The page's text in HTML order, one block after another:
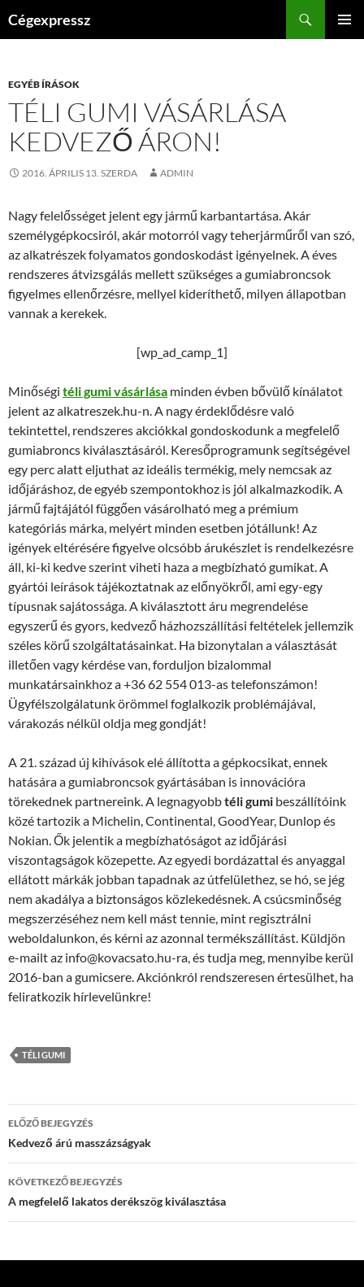
Cégexpressz
EGYÉB ÍRÁSOK
TÉLI GUMI VÁSÁRLÁSA
KEDVEZŐ ÁRON!
2016. ÁPRILIS 13. SZERDA ADMIN
Nagy felelősséget jelent egy jármű karbantartása. Akár
személygépkocsiról, akár motorról vagy teherjárműről van szó,
az alkatrészek folyamatos gondoskodást igényelnek. A éves
rendszeres átvizsgálás mellett szükséges a gumiabroncsok
figyelmes ellenőrzésre, mellyel kideríthető, milyen állapotban
vannak a kerekek.
[wp_ad_camp_1]
Minőségi téli gumivásárlása minden évben bővülő kínálatot
jelent az alkatreszek.hu-n. A nagy érdeklődésre való
tekintettel, rendszeres akciókkal gondoskodunk a megfelelő
gumiabroncs kiválasztásáról. Keresőprogramunk segítségével
egy perc alatt eljuthat az ideális termékig, mely nemcsak az
időjáráshoz, de egyéb szempontokhoz is jól alkalmazkodik. A
jármű fajtájától függően vásárolható meg a prémium
kategóriás márka, melyért minden esetben jótállunk! Az
igények eltérésére figyelve olcsóbb árukészlet is rendelkezésre
áll, ki-ki kedve szerint viheti haza a megbízható gumikat. A
gyártói leírások tájékoztatnak az előnyökről, ami egy-egy
típusnak sajátossága. A kiválasztott áru megrendelése
egyszerű és gyors, kedvező házhozszállítási feltételek jellemzik
széles körű szolgáltatásainkat. Ha bizonytalan a választását
illetően vagy kérdése van, forduljon bizalommal
munkatársainkhoz a +36 62 554 013-as telefonszámon!
Ügyfélszolgálatunk örömmel foglalkozik problémájával,
várakozás nélkül oldja meg gondját!
A 21. század új kihívások elé állította a gépkocsikat, ennek
hatására a gumiabroncsok gyártásában is innovációra
törekednek partnereink. A legnagyobbtéli gumi beszállítóink
közé tartozik a Michelin, Continental, GoodYear, Dunlop és
Nokian. Ők jelentik a megbízhatóságot az időjárási
viszontagságok közepette. Az egyedi bordázattal és anyaggal
ellátott márkák jobban tapadnak az útfelülethez, se hó, se jég
nem akadálya a biztonságos közlekedésnek. A csúcsminőség
megszerzéséhez nem kell mást tennie, mint regisztrálni
weboldalunkon, és kérni az azonnal termékszállítást. Küldjön
e-mailt az info@kovacsato.hu-ra, és tudja meg, mennyibe kerül
2016-ban a gumicsere. Akciónkról rendszeresen értesülhet, ha
feliratkozik hírlevelünkre!
TÉLI GUMI
Bejegyzés
navigáció
ELŐZŐ BEJEGYZÉS
Kedvező árú masszázságyak
KÖVETKEZŐ BEJEGYZÉS
A megfelelő lakatos derékszög kiválasztása